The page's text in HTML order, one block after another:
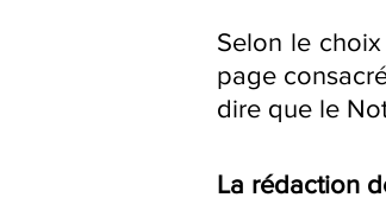
Selon le
page
dire que le
La rédaction